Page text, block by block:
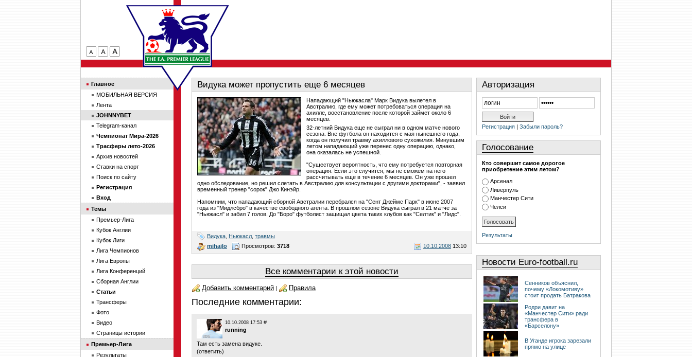
Видука может пропустить еще 6 месяцев
Нападающий "Ньюкасла" Марк Видука вылетел в
Австралию, где ему может потребоваться операция на
ахилле, восстановление после которой займет около 6
месяцев.
32-летний Видука еще не сыграл ни в одном матче нового
сезона. Вне футбола он находится с мая нынешнего года,
когда он получил травму ахиллового сухожилия. Минувшим
летом нападающий уже перенес одну операцию, однако,
она оказалась не успешной.
"Существует вероятность, что ему потребуется повторная
операция. Если это случится, мы не сможем на него
рассчитывать еще в течение 6 месяцев. Он уже прошел
одно обследование, но решил слетать в Австралию для консультации с другими докторами", - заявил
временный тренер "сорок" Джо Кинэйр.
Напомним, что нападающий сборной Австралии перебрался на "Сент Джеймс Парк" в июне 2007
года из "Мидлсбро" в качестве свободного агента. В прошлом сезоне Видука сыграл в 21 матче за
"Ньюкасл" и забил 7 голов. До "Боро" футболист защищал цвета таких клубов как "Селтик" и "Лидс".
Видука Ньюкасл травмы
mihajlo
10.10.2008 13:10
Просмотров: 3718
Все комментарии к этой новости
Добавить комментарий | Правила
Последние комментарии:
10.10.2008 17:53 #
running
Там есть замена видуке.
(ответить)
Авторизация
Регистрация | Забыли пароль?
Голосование
Кто совершит самое дорогое
приобретение этим летом?
Арсенал
Ливерпуль
Манчестер Сити
Челси
Результаты
Новости Euro-football.ru
Сенников объяснил,
почему «Локомотиву»
стоит продать Батракова
Родри давит на
«Манчестер Сити» ради
трансфера в
«Барселону»
В Уганде игрока зарезали
прямо на улице
Главное
МОБИЛЬНАЯ ВЕРСИЯ
Лента
JOHNNYBET
Telegram-канал
Чемпионат Мира-2026
Трасферы лето-2026
Архив новостей
Ставки на спорт
Поиск по сайту
Регистрация
Вход
Темы
Премьер-Лига
Кубок Англии
Кубок Лиги
Лига Чемпионов
Лига Европы
Лига Конференций
Сборная Англии
Статьи
Трансферы
Фото
Видео
Страницы истории
Премьер-Лига
Результаты